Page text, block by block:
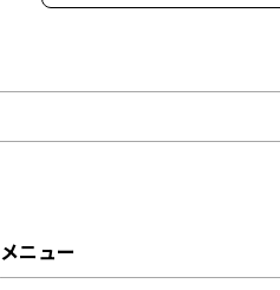
2024年05月
メニュー